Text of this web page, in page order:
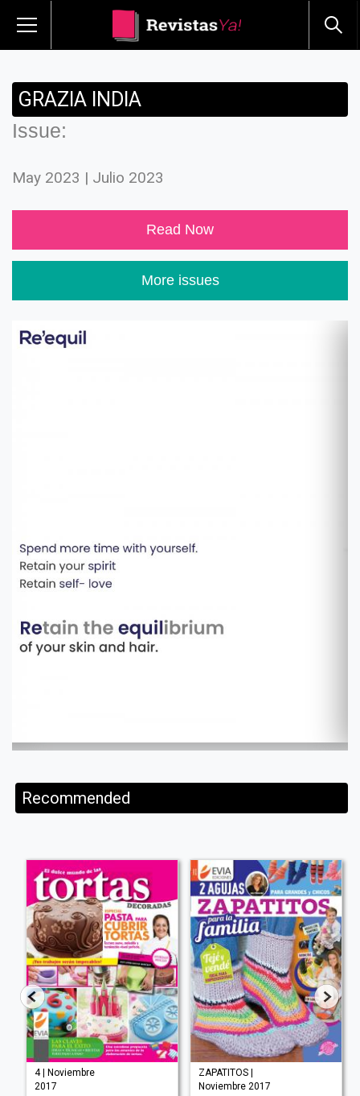
GRAZIA INDIA
Issue:
May 2023 | Julio 2023
Read Now
More issues
Recommended
4 | Noviembre
2017
ZAPATITOS |
Noviembre 2017